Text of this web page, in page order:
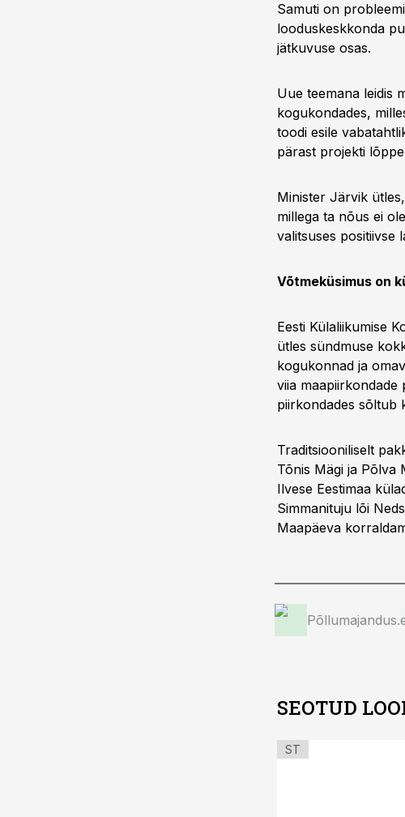
Samuti on
looduskeskkonda
jätkuvuse osas.
Uue teemana leidis
kogukondades,
toodi esile
pärast projekti
Minister Järvik
millega ta nõus ei
valitsuses positiivse
Võtmeküsimus on
Eesti Külaliikumise
ütles sündmuse
kogukonnad ja
viia maapiirkondade
piirkondades sõltub
Traditsiooniliselt
Tõnis Mägi ja Põlva
Ilvese Eestimaa
Simmanituju lõi
Maapäeva
SEOTUD
ST